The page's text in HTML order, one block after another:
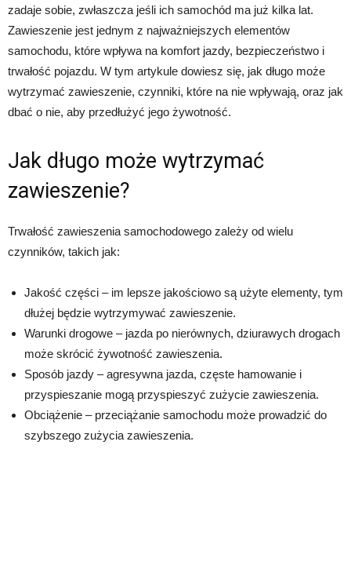
zadaje sobie, zwłaszcza jeśli ich samochód ma już kilka lat.
Zawieszenie jest jednym z najważniejszych elementów
samochodu, które wpływa na komfort jazdy, bezpieczeństwo i
trwałość pojazdu. W tym artykule dowiesz się, jak długo może
wytrzymać zawieszenie, czynniki, które na nie wpływają, oraz jak
dbać o nie, aby przedłużyć jego żywotność.
Jak długo może wytrzymać
zawieszenie?
Trwałość zawieszenia samochodowego zależy od wielu
czynników, takich jak:
Jakość części – im lepsze jakościowo są użyte elementy, tym
dłużej będzie wytrzymywać zawieszenie.
Warunki drogowe – jazda po nierównych, dziurawych drogach
może skrócić żywotność zawieszenia.
Sposób jazdy – agresywna jazda, częste hamowanie i
przyspieszanie mogą przyspieszyć zużycie zawieszenia.
Obciążenie – przeciążanie samochodu może prowadzić do
szybszego zużycia zawieszenia.